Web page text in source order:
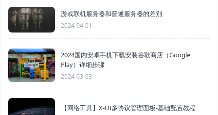
游戏联机服务器和普通服务器的差别
2024-04-01
2024国内安卓手机下载安装谷歌商店（Google
Play）详细步骤
2024-03-03
【网络工具】X-UI多协议管理面板-基础配置教程